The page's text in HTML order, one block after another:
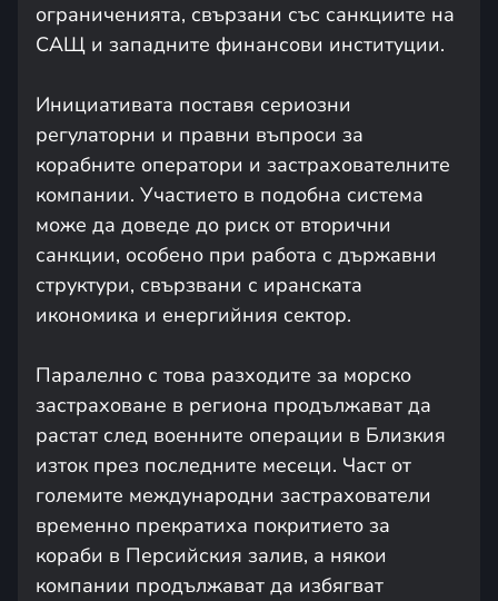
ограниченията, свързани със санкциите на
САЩ и западните финансови институции.
Инициативата поставя сериозни
регулаторни и правни въпроси за
корабните оператори и застрахователните
компании. Участието в подобна система
може да доведе до риск от вторични
санкции, особено при работа с държавни
структури, свързвани с иранската
икономика и енергийния сектор.
Паралелно с това разходите за морско
застраховане в региона продължават да
растат след военните операции в Близкия
изток през последните месеци. Част от
големите международни застрахователи
временно прекратиха покритието за
кораби в Персийския залив, а някои
компании продължават да избягват